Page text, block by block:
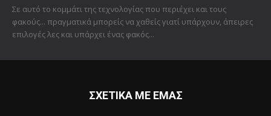
Σε αυτό το κομμάτι της τεχνολογίας που περιέχει και τους
φακούς... πραγματικά μπορείς να χαθείς γιατί υπάρχουν, άπειρες
επιλογές λες και υπάρχει ένας φακός...
ΣΧΕΤΙΚΑ ΜΕ ΕΜΑΣ